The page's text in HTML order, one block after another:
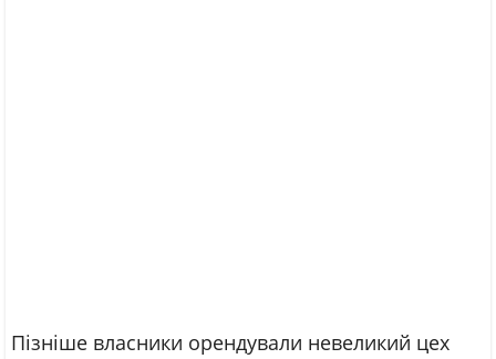
Пізніше власники орендували невеликий цех